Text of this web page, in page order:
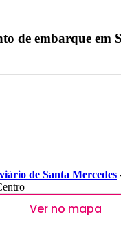
de embarque em
de Santa Mercedes
Ver no mapa